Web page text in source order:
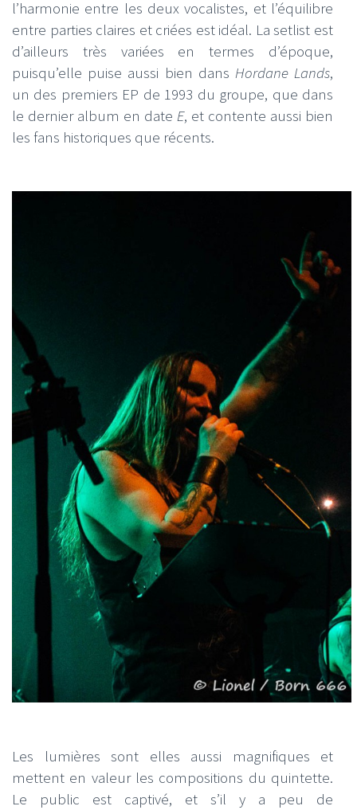
l’harmonie entre les deux vocalistes, et l’équilibre
entre parties claires et criées est idéal. La setlist est
d’ailleurs très variées en termes d’époque,
puisqu’elle puise aussi bien dans Hordane Lands,
un des premiers EP de 1993 du groupe, que dans
le dernier album en date E, et contente aussi bien
les fans historiques que récents.
Les lumières sont elles aussi magnifiques et
mettent en valeur les compositions du quintette.
Le public est captivé, et s’il y a peu de